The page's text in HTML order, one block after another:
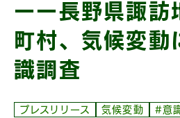
ーー長野県諏訪
町村、気候変動
識調査
プレスリリース 気候変動 #意